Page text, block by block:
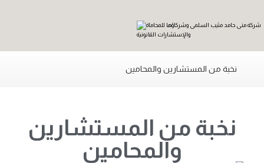
نخبة من المستشارين والمحامين
نخبة من المستشارين
والمحامين